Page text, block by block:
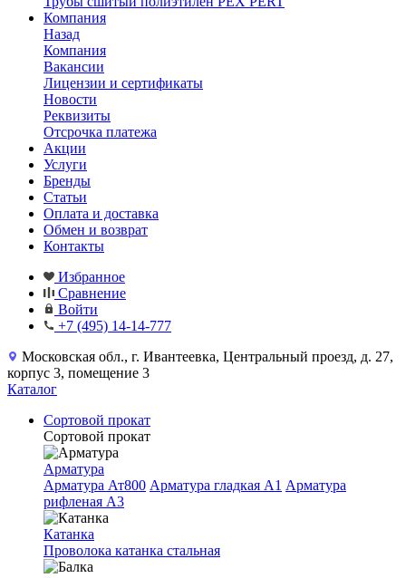
Компания
Назад
Компания
Вакансии
Лицензии и сертификаты
Новости
Реквизиты
Отсрочка платежа
Акции
Услуги
Бренды
Статьи
Оплата и доставка
Обмен и возврат
Контакты
Избранное
Сравнение
Войти
+7 (495) 14-14-777
Московская обл., г. Ивантеевка, Центральный проезд, д. 27,
корпус 3, помещение 3
Каталог
Сортовой прокат
Сортовой прокат
Арматура
Арматура Ат800 Арматура гладкая A1 Арматура
рифленая A3
Катанка
Проволока катанка стальная